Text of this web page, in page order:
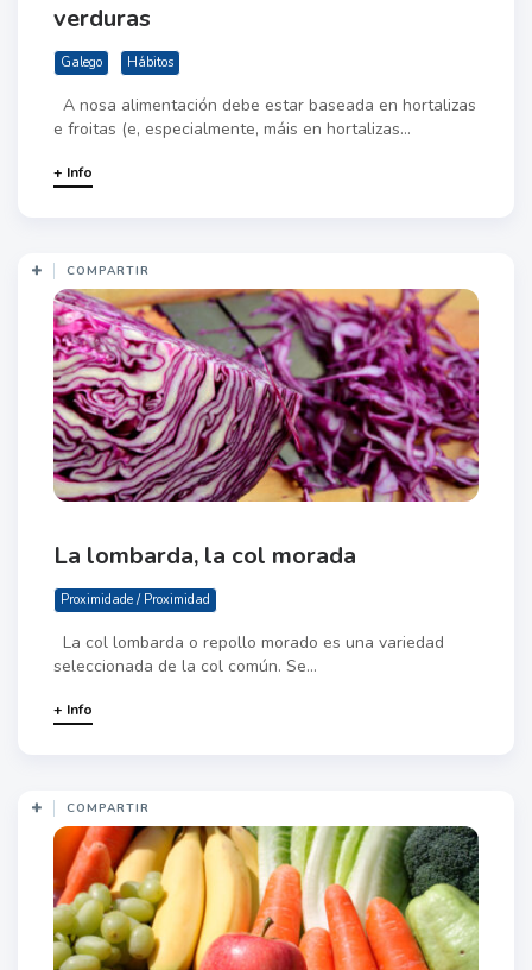
verduras
Galego Hábitos
A nosa alimentación debe estar baseada en hortalizas
e froitas (e, especialmente, máis en hortalizas...
+ Info
COMPARTIR
La lombarda, la col morada
Proximidade / Proximidad
La col lombarda o repollo morado es una variedad
seleccionada de la col común. Se...
+ Info
COMPARTIR